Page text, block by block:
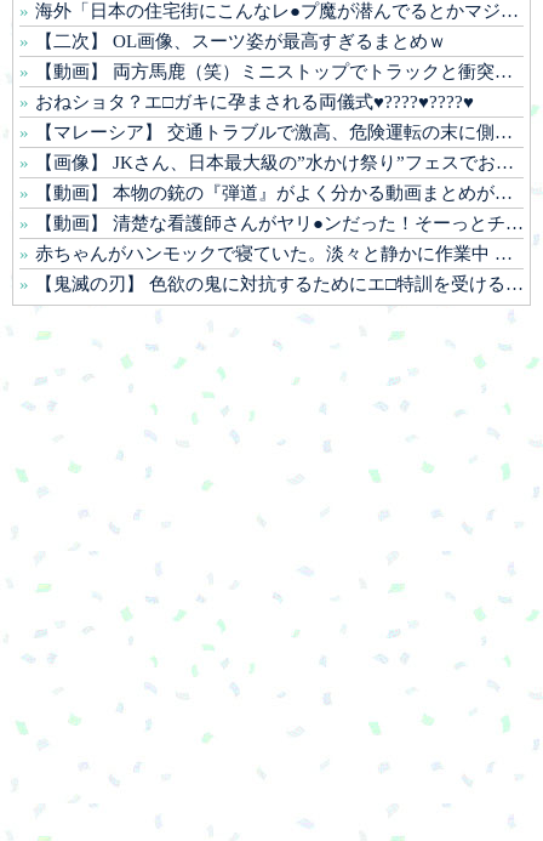
海外「日本の住宅街にこんなレ●プ魔が潜んでるとかマジかよ…さすがHENTAIの国…」
【二次】 OL画像、スーツ姿が最高すぎるまとめｗ
【動画】 両方馬鹿（笑）ミニストップでトラックと衝突したドラレコが（ノ∇`）
おねショタ？エ□ガキに孕まされる両儀式♥️????♥️????♥️
【マレーシア】 交通トラブルで激高、危険運転の末に側溝へ転落 車は大破、男に重い法的責任も
【画像】 JKさん、日本最大級の”水かけ祭り”フェスでおっ〇ぱい丸見え！大量ぶっかけハプニングｗｗｗ
【動画】 本物の銃の『弾道』がよく分かる動画まとめがコチラｗｗｗ！！
【動画】 清楚な看護師さんがヤリ●ンだった！そーっとチ●ポ握りニギニギ？！マジか！そんなぁぁ笑
赤ちゃんがハンモックで寝ていた。淡々と静かに作業中 → 無心な労働者の顔はこちらです…
【鬼滅の刃】 色欲の鬼に対抗するためにエ□特訓を受ける胡蝶しのぶ…！クールなしのぶが快楽に抗えず翻弄されちゃう…